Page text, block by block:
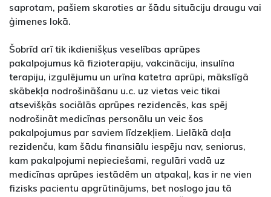
saprotam, pašiem skaroties ar šādu situāciju draugu vai
ģimenes lokā.
Šobrīd arī tik ikdienišķus veselības aprūpes
pakalpojumus kā fizioterapiju, vakcināciju, insulīna
terapiju, izgulējumu un urīna katetra aprūpi, mākslīgā
skābekļa nodrošināšanu u.c. uz vietas veic tikai
atsevišķās sociālās aprūpes rezidencēs, kas spēj
nodrošināt medicīnas personālu un veic šos
pakalpojumus par saviem līdzekļiem. Lielākā daļa
rezidenču, kam šādu finansiālu iespēju nav, seniorus,
kam pakalpojumi nepieciešami, regulāri vadā uz
medicīnas aprūpes iestādēm un atpakaļ, kas ir ne vien
fizisks pacientu apgrūtinājums, bet noslogo jau tā